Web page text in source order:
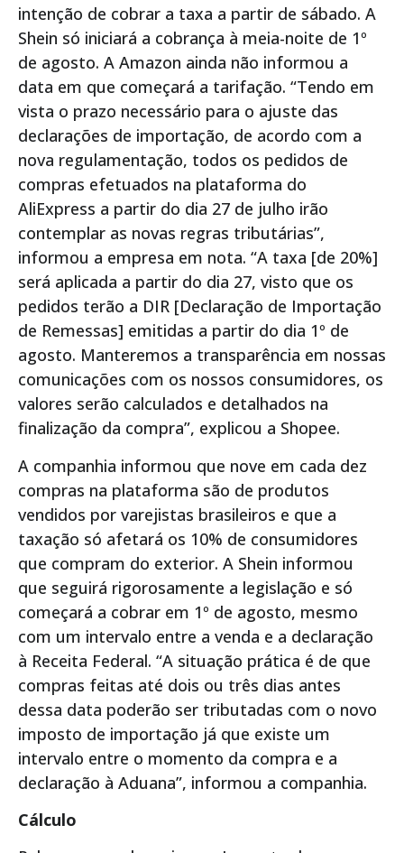
intenção de cobrar a taxa a partir de sábado. A
Shein só iniciará a cobrança à meia-noite de 1º
de agosto. A Amazon ainda não informou a
data em que começará a tarifação. “Tendo em
vista o prazo necessário para o ajuste das
declarações de importação, de acordo com a
nova regulamentação, todos os pedidos de
compras efetuados na plataforma do
AliExpress a partir do dia 27 de julho irão
contemplar as novas regras tributárias”,
informou a empresa em nota. “A taxa [de 20%]
será aplicada a partir do dia 27, visto que os
pedidos terão a DIR [Declaração de Importação
de Remessas] emitidas a partir do dia 1º de
agosto. Manteremos a transparência em nossas
comunicações com os nossos consumidores, os
valores serão calculados e detalhados na
finalização da compra”, explicou a Shopee.
A companhia informou que nove em cada dez
compras na plataforma são de produtos
vendidos por varejistas brasileiros e que a
taxação só afetará os 10% de consumidores
que compram do exterior. A Shein informou
que seguirá rigorosamente a legislação e só
começará a cobrar em 1º de agosto, mesmo
com um intervalo entre a venda e a declaração
à Receita Federal. “A situação prática é de que
compras feitas até dois ou três dias antes
dessa data poderão ser tributadas com o novo
imposto de importação já que existe um
intervalo entre o momento da compra e a
declaração à Aduana”, informou a companhia.
Cálculo